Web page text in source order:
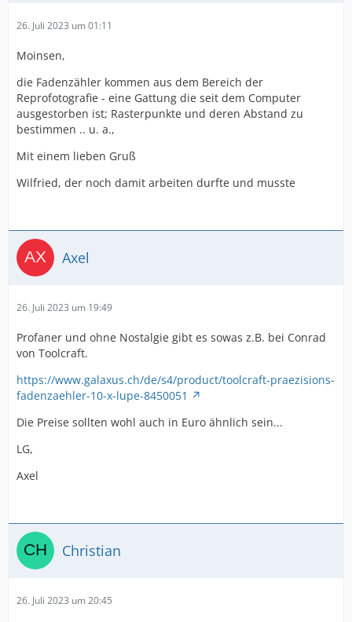
26. Juli 2023 um 01:11
Moinsen,
die Fadenzähler kommen aus dem Bereich der
Reprofotografie - eine Gattung die seit dem Computer
ausgestorben ist; Rasterpunkte und deren Abstand zu
bestimmen .. u. a.,
Mit einem lieben Gruß
Wilfried, der noch damit arbeiten durfte und musste
Axel
26. Juli 2023 um 19:49
Profaner und ohne Nostalgie gibt es sowas z.B. bei Conrad
von Toolcraft.
https://www.galaxus.ch/de/s4/product/toolcraft-praezisions-
fadenzaehler-10-x-lupe-8450051
Die Preise sollten wohl auch in Euro ähnlich sein...
LG,
Axel
Christian
26. Juli 2023 um 20:45